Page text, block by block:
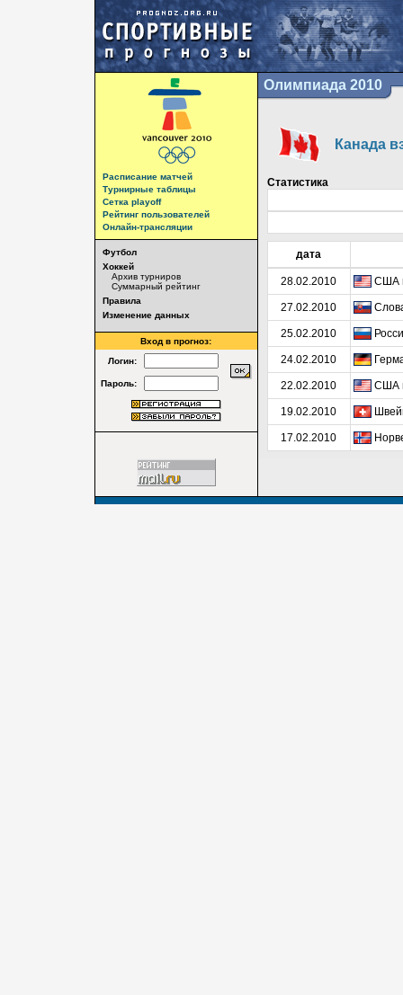
Расписание матчей
Турнирные таблицы
Сетка playoff
Рейтинг пользователей
Онлайн-трансляции
Футбол
Хоккей
Архив турниров
Суммарный рейтинг
Правила
Изменение данных
Вход в прогноз:
Логин:
Пароль:
Олимпиада 2010
Канада
Статистика
дата
28.02.2010 США
27.02.2010
25.02.2010
24.02.2010
22.02.2010 США
19.02.2010
17.02.2010